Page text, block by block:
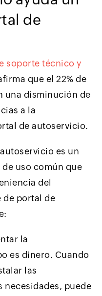
de
soporte técnico y
que el 22% de
una disminución de
a la
de autoservicio.
es un
uso común que
del
de portal de
la
es dinero. Cuando
las
necesidades, puede